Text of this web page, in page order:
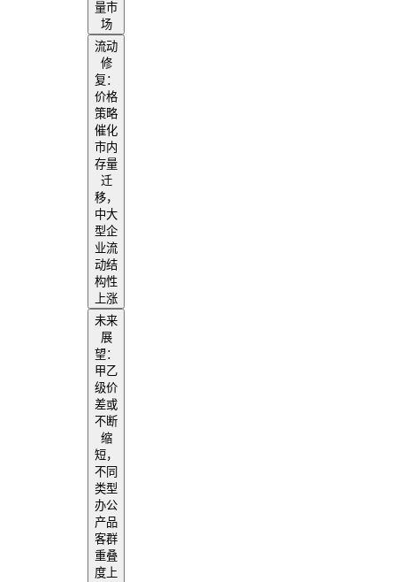
量市
场
流动
修
复：
价格
策略
催化
市内
存量
迁
移，
中大
型企
业流
动结
构性
上涨
未来
展
望：
甲乙
级价
差或
不断
缩
短，
不同
类型
办公
产品
客群
重叠
度上